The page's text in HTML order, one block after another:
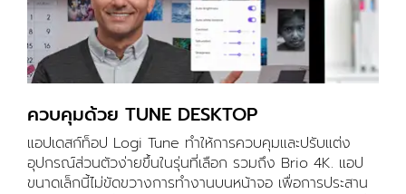
ควบคุมด้วย TUNE DESKTOP
แอปเดสก์ท็อป Logi Tune ทำให้การควบคุมและปรับแต่ง
อุปกรณ์ส่วนตัวง่ายขึ้นในรุ่นที่เลือก รวมถึง Brio 4K. แอป
ขนาดเล็กนี้ไม่ขัดขวางการทำงานบนหน้าจอ เพื่อการประสาน